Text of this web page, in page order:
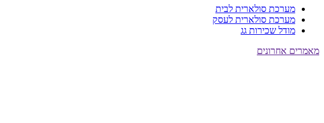
מערכת סולארית לבית
מערכת סולארית לעסק
מודל שכירות גג
מאמרים אחרונים